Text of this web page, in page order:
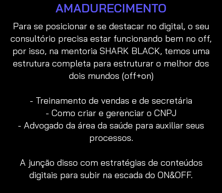
AMADURECIMENTO
Para se posicionar e se destacar no digital, o seu
consultório precisa estar funcionando bem no off,
por isso, na mentoria SHARK BLACK, temos uma
estrutura completa para estruturar o melhor dos
dois mundos (off+on)
- Treinamento de vendas e de secretária
- Como criar e gerenciar o CNPJ
- Advogado da área da saúde para auxiliar seus
processos.
A junção disso com estratégias de conteúdos
digitais para subir na escada do ON&OFF.